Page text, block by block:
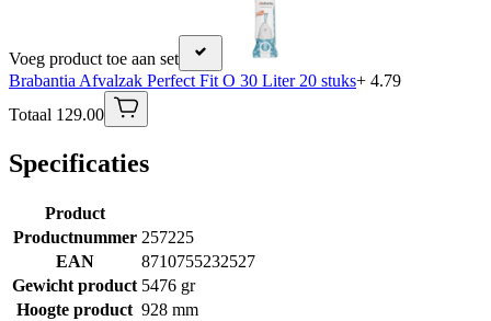
Voeg product toe aan set
Brabantia Afvalzak Perfect Fit O 30 Liter 20 stuks+ 4.79
Totaal 129.00
Specificaties
Product
Productnummer 257225
EAN
8710755232527
Gewicht product 5476 gr
Hoogte product 928 mm